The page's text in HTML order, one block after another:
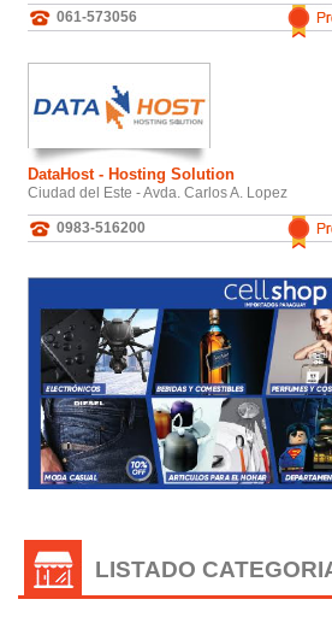
061-573056
DataHost - Hosting Solution
Ciudad del Este - Avda. Carlos A. Lopez
0983-516200
LISTADO